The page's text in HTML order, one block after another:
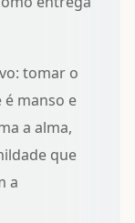
tomar o
é manso e
a alma,
que
a